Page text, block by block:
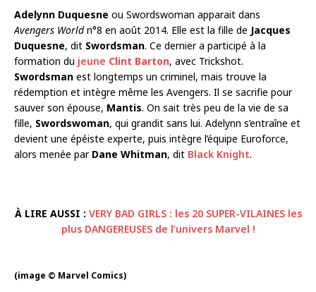
Adelynn Duquesne ou Swordswoman apparait dans
Avengers Worldn°8 en août 2014. Elle est la fille de Jacques
Duquesne, dit Swordsman. Ce dernier a participé à la
formation du jeune Clint Barton, avec Trickshot.
Swordsman est longtemps un criminel, mais trouve la
rédemption et intègre même les Avengers. Il se sacrifie pour
sauver son épouse, Mantis. On sait très peu de la vie de sa
fille, Swordswoman, qui grandit sans lui. Adelynn s’entraîne et
devient une épéiste experte, puis intègre l’équipe Euroforce,
alors menée par Dane Whitman, dit Black Knight.
À LIRE AUSSI : VERY BAD GIRLS : les 20 SUPER-VILAINES les
plus DANGEREUSES de l’univers Marvel !
(image © Marvel Comics)